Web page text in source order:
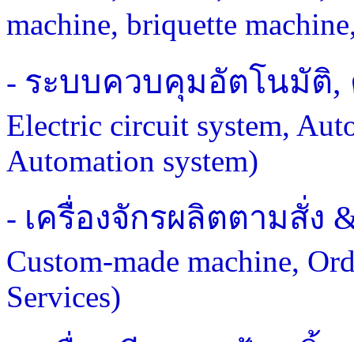
machine, briquette
- ระบบควบคุมอัตโนมัติ
Electric circuit system,
Automation system)
- เครื่องจักรผลิตตามสั่ง
Custom-made machine,
Services)